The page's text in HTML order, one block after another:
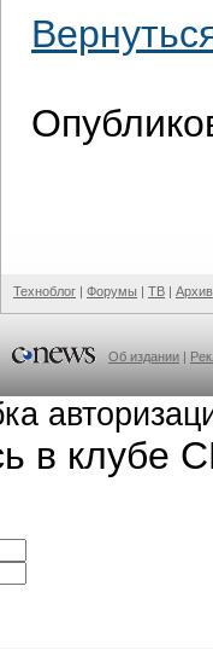
Техноблог | Форумы | ТВ | Архив
Об издании |
в клубе